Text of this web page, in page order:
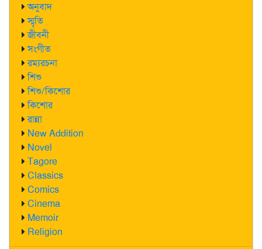
অনুবাদ
স্মৃতি
জীবনী
সংগীত
রম্যরচনা
শিশু
শিশু/কিশোর
কিশোর
রান্না
New Addition
Novel
Tagore
Classics
Comics
Cinema
Memoir
Religion